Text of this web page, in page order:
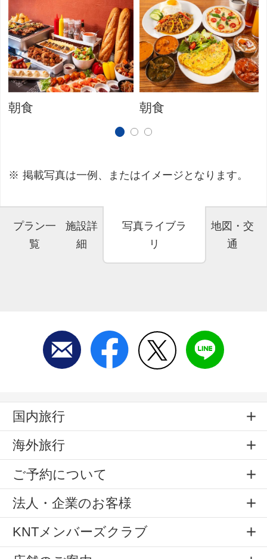
朝食 朝食
掲載写真は一例、またはイメージとなります。
プラン一
覧
施設詳
細
写真ライブラ
リ
地図・交
通
国内旅行
海外旅行
ご予約について
法人・企業のお客様
KNTメンバーズクラブ